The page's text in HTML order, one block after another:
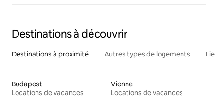
Destinations à découvrir
Destinations à proximité Autres types de logements
Budapest
Locations de vacances
Vienne
Locations de vacances